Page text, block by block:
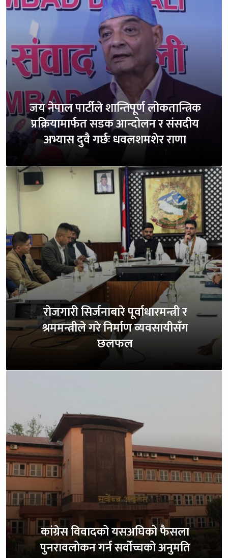
जय नेपाल पार्टीले शान्तिपूर्ण लोकतान्त्रिक
प्रक्रियामार्फत सडक आन्दोलन र संसदीय
अभ्यास दुवै गर्छः धवलशमशेर राणा
रोजगारी सिर्जनाबारे पूर्वाधारमन्त्री र
श्रममन्त्रीले गरे निर्माण व्यवसायीसँग
छलफल
कांग्रेस विवादको यसअघिको फैसला
पुनरावलोकन गर्न सर्वोच्चको अनुमति